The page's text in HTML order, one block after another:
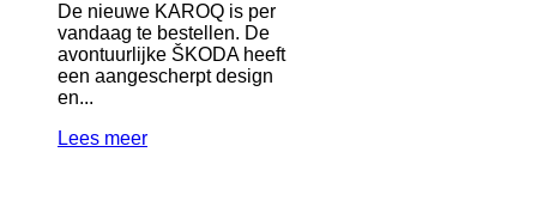
De nieuwe KAROQ is per
vandaag te bestellen. De
avontuurlijke ŠKODA heeft
een aangescherpt design
en...
Lees meer